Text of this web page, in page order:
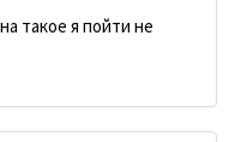
такое я пойти не